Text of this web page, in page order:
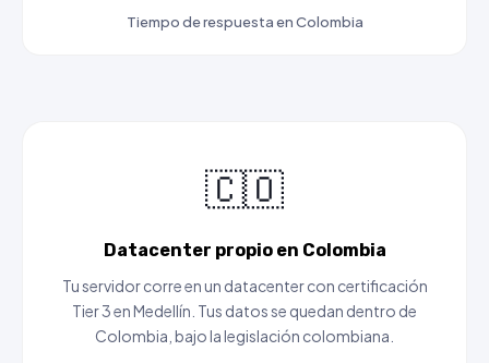
Tiempo de respuesta en Colombia
🇨🇴
Datacenter propio en Colombia
Tu servidor corre en un datacenter con certificación
Tier 3 en Medellín. Tus datos se quedan dentro de
Colombia, bajo la legislación colombiana.